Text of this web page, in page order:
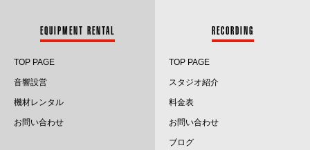
2022.12
2022.10
2022.9
EQUIPMENT RENTAL
TOP PAGE
音響設営
機材レンタル
お問い合わせ
RECORDING
TOP PAGE
スタジオ紹介
料金表
お問い合わせ
ブログ